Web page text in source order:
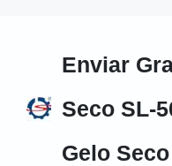
Enviar
Seco SL-
Gelo